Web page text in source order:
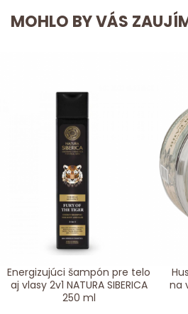
MOHLO BY VÁS
Energizujúci šampón pre telo
aj vlasy 2v1 NATURA SIBERICA
250 ml
na